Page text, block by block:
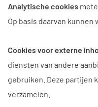
Analytische cookies
Op basis daarvan
Cookies voor externe
diensten van andere
gebruiken. Deze partijen
verzamelen.